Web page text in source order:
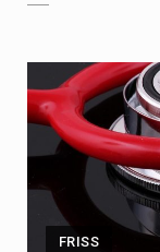
FRISS